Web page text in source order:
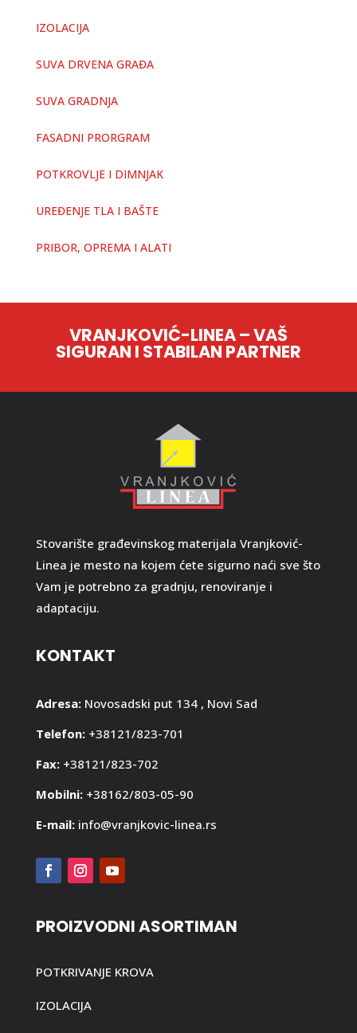
IZOLACIJA
SUVA DRVENA GRAĐA
SUVA GRADNJA
FASADNI PRORGRAM
POTKROVLJE I DIMNJAK
UREĐENJE TLA I BAŠTE
PRIBOR, OPREMA I ALATI
VRANJKOVIĆ-LINEA – VAŠ
SIGURAN I STABILAN PARTNER
Stovarište građevinskog materijala Vranjković-
Linea je mesto na kojem ćete sigurno naći sve što
Vam je potrebno za gradnju, renoviranje i
adaptaciju.
KONTAKT
Adresa: Novosadski put 134 , Novi Sad
Telefon: +38121/823-701
Fax: +38121/823-702
Mobilni: +38162/803-05-90
E-mail: info@vranjkovic-linea.rs
PROIZVODNI ASORTIMAN
POTKRIVANJE KROVA
IZOLACIJA